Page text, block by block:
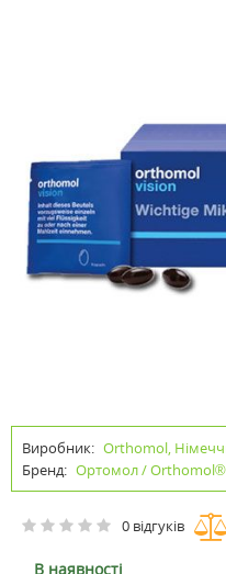
Виробник: Orthomol,
Бренд: Ортомол / Orthomol®
0 відгуків
В наявності